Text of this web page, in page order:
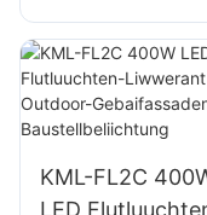
Lagerhaiser am
Fräien KML-
200W LED
Flutluuchten
KML-FL2C
LED